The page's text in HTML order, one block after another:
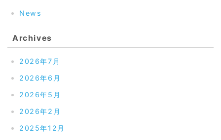
News
Archives
2026年7月
2026年6月
2026年5月
2026年2月
2025年12月